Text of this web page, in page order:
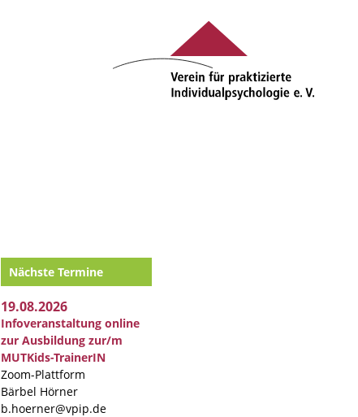
Nächste Termine
19.08.2026
Infoveranstaltung online
zur Ausbildung zur/m
MUTKids-TrainerIN
Zoom-Plattform
Bärbel Hörner
b.hoerner@vpip.de